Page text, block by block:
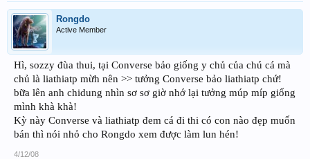
Rongdo
Active Member
Hì, sozzy đùa thui, tại Converse bảo giống y chủ của chú cá mà
chủ là liathiatp mừh nên >> tưởng Converse bảo liathiatp chứ!
bữa lên anh chidung nhìn sơ sơ giờ nhớ lại tưởng múp míp giống
mình khà khà!
Kỳ này Converse và liathiatp đem cá đi thi có con nào đẹp muốn
bán thì nói nhỏ cho Rongdo xem được làm lun hén!
4/12/08